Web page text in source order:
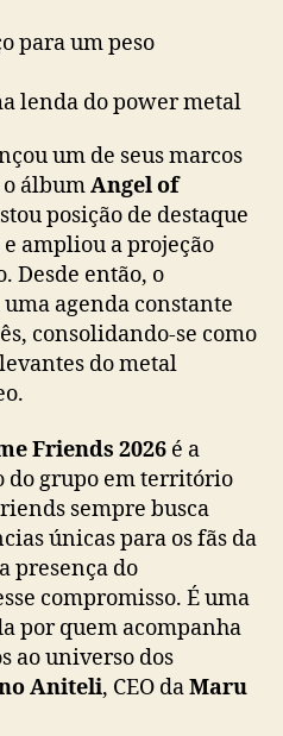
para um peso
lenda do power metal
anuncia GALNERYUS
feira, 3 de julho.
Osaka, o
se tornou um dos
do…
um de seus marcos
álbumAngel of
posição de destaque
ampliou a projeção
Desde então, o
agenda constante
consolidando-se como
do metal
Friends 2026 é a
do grupo em território
sempre busca
únicas para os fãs da
presença do
compromisso. É uma
por quem acompanha
ao universo dos
Aniteli, CEO daMaru